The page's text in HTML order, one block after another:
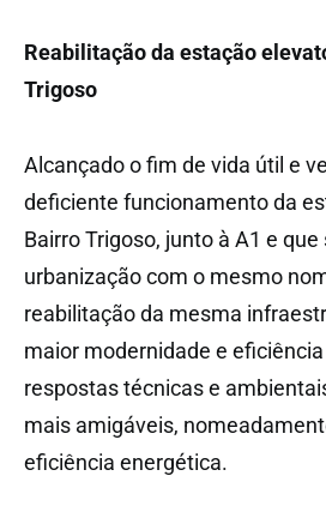
Reabilitação da estação
Trigoso
Alcançado o fim de vida útil e
deficiente funcionamento da
Bairro Trigoso, junto à A1 e que
urbanização com o mesmo
reabilitação da mesma
maior modernidade e
respostas técnicas e
mais amigáveis,
eficiência energética.